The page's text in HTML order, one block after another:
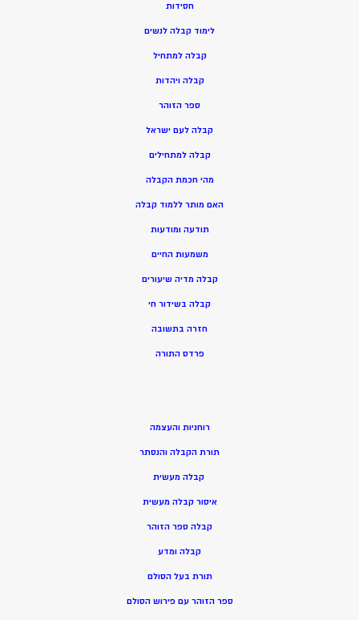
חסידות
לימוד קבלה לנשים
קבלה למתחיל
קבלה ויהדות
ספר הזוהר
קבלה לעם ישראל
קבלה למתחילים
מהי חכמת הקבלה
האם מותר ללמוד קבלה
תודעה ומודעות
משמעות החיים
קבלה מדיה שיעורים
קבלה בשידור חי
חזרה בתשובה
פרדס התורה
רוחניות והעצמה
תורת הקבלה והנסתר
קבלה מעשית
איסור קבלה מעשית
קבלה ספר הזוהר
קבלה ומדע
תורת בעל הסולם
ספר הזוהר עם פירוש הסולם